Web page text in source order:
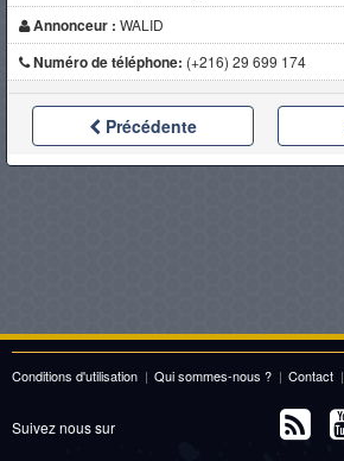
Annonceur : WALID
Numéro de téléphone: (+216) 29 699 174
Précédente
Conditions d'utilisation | Qui sommes-nous ? | Contact |
Suivez nous sur